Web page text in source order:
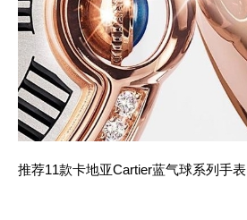
推荐11款卡地亚Cartier蓝气球系列手表